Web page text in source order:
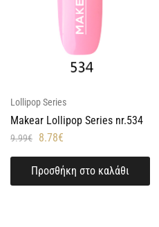
Lollipop Series
Makear Lollipop Series nr.534
9.99€ 8.78€
Προσθήκη στο καλάθι